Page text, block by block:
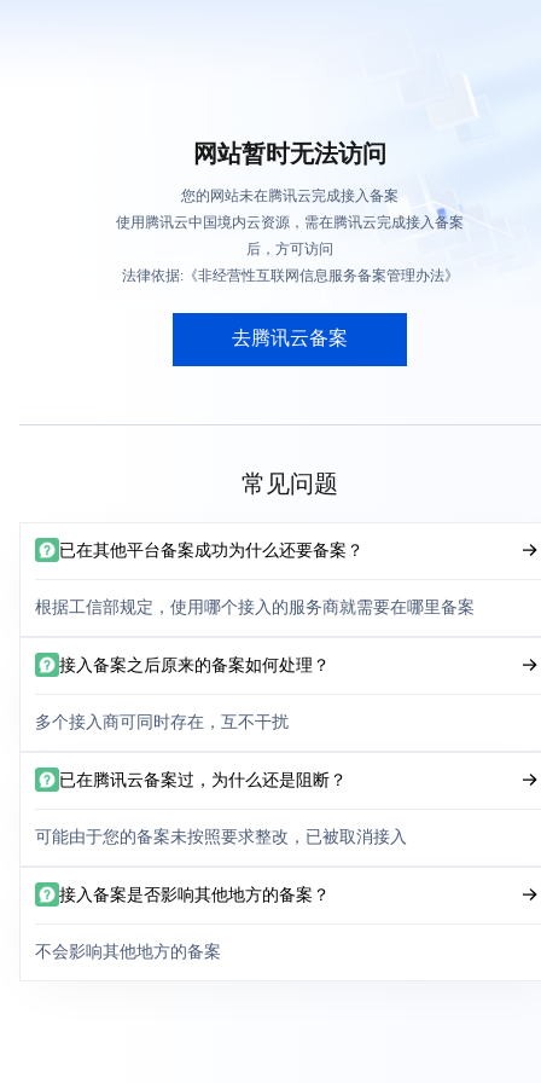
网站暂时无法访问
您的网站未在腾讯云完成接入备案
使用腾讯云中国境内云资源，需在腾讯云完成接入备案
后，方可访问
法律依据:《非经营性互联网信息服务备案管理办法》
去腾讯云备案
常见问题
已在其他平台备案成功为什么还要备案？
根据工信部规定，使用哪个接入的服务商就需要在哪里备案
接入备案之后原来的备案如何处理？
多个接入商可同时存在，互不干扰
已在腾讯云备案过，为什么还是阻断？
可能由于您的备案未按照要求整改，已被取消接入
接入备案是否影响其他地方的备案？
不会影响其他地方的备案